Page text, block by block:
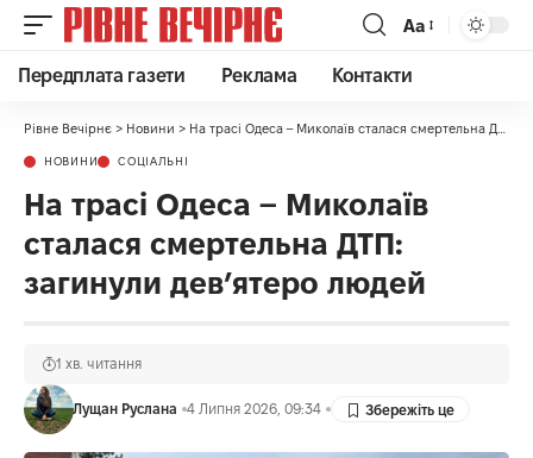
Аа
Передплата газети Реклама Контакти
Рівне Вечірнє > Новини > На трасі Одеса – Миколаїв сталася смертельна ДТП: загинули дев’ятеро людей
НОВИНИ СОЦІАЛЬНІ
На трасі Одеса – Миколаїв
сталася смертельна ДТП:
загинули дев’ятеро людей
Лущан Руслана 4 Липня 2026, 09:34
1 хв. читання